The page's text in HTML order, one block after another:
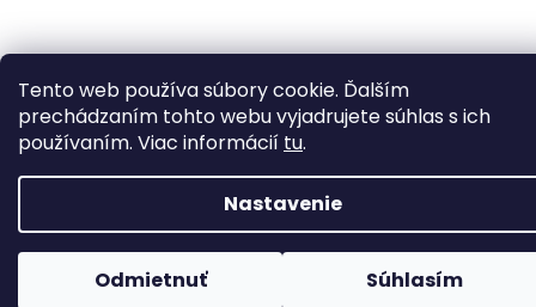
Tento web používa súbory cookie. Ďalším
prechádzaním tohto webu vyjadrujete súhlas s ich
používaním. Viac informácií tu.
Nastavenie
Odmietnuť Súhlasím